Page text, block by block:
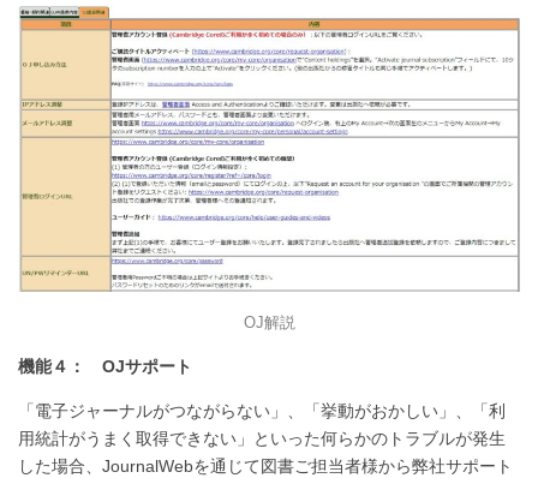
OJ解説
機能４： OJサポート
「電子ジャーナルがつながらない」、「挙動がおかしい」、「利
用統計がうまく取得できない」といった何らかのトラブルが発生
した場合、JournalWebを通じて図書ご担当者様から弊社サポート